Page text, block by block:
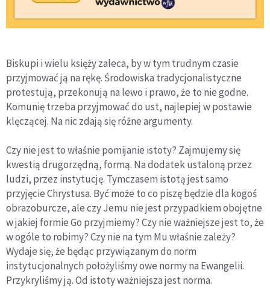
Biskupi i wielu księży zaleca, by w tym trudnym czasie
przyjmować ją na rękę. Środowiska tradycjonalistyczne
protestują, przekonują na lewo i prawo, że to nie godne.
Komunię trzeba przyjmować do ust, najlepiej w postawie
klęczącej. Na nic zdają się różne argumenty.
Czy nie jest to właśnie pomijanie istoty? Zajmujemy się
kwestią drugorzędną, formą. Na dodatek ustaloną przez
ludzi, przez instytucję. Tymczasem istotą jest samo
przyjęcie Chrystusa. Być może to co piszę będzie dla kogoś
obrazoburcze, ale czy Jemu nie jest przypadkiem obojętne
w jakiej formie Go przyjmiemy? Czy nie ważniejsze jest to, że
w ogóle to robimy? Czy nie na tym Mu właśnie zależy?
Wydaje się, że będąc przywiązanym do norm
instytucjonalnych położyliśmy owe normy na Ewangelii.
Przykryliśmy ją. Od istoty ważniejsza jest norma.